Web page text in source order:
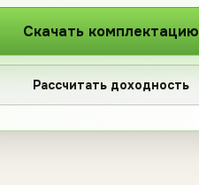
Скачать комплектацию
Рассчитать доходность